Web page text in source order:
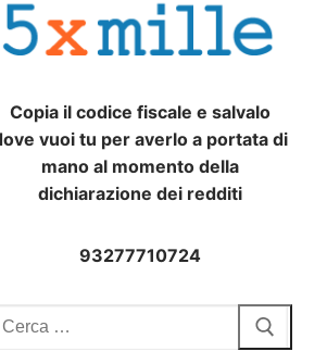
Copia il codice fiscale e salvalo
vuoi tu per averlo a portata di
mano al momento della
dichiarazione dei redditi
93277710724